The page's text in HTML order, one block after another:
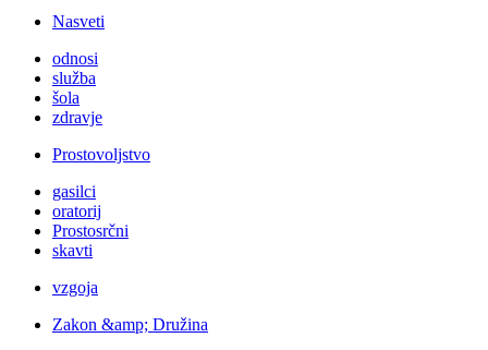
Nasveti
odnosi
služba
šola
zdravje
Prostovoljstvo
gasilci
oratorij
Prostosrčni
skavti
vzgoja
Zakon &amp; Družina